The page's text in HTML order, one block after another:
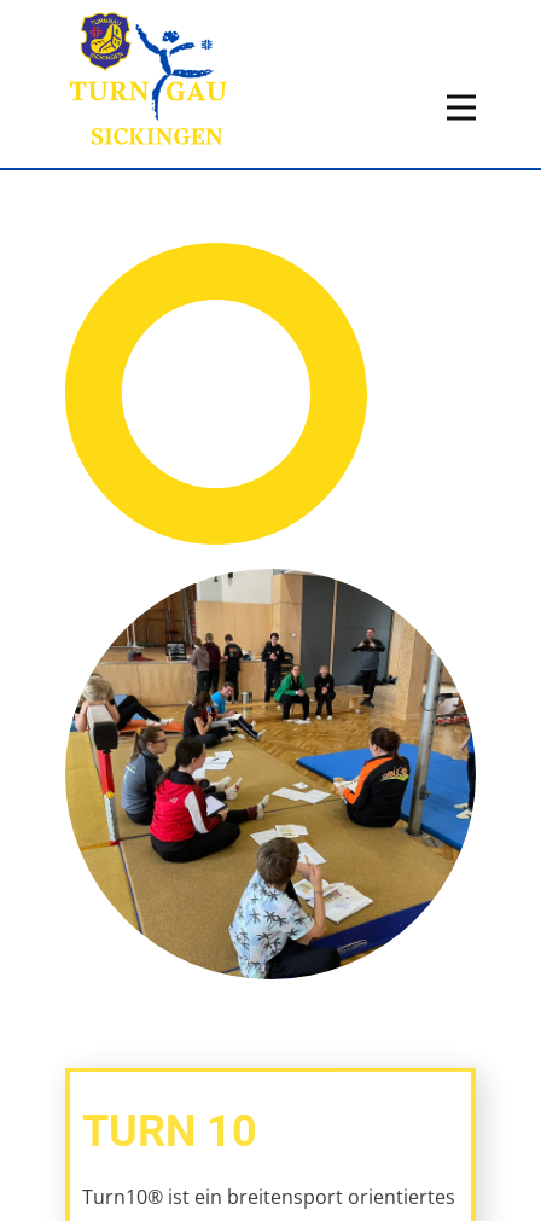
Home
Aktuelles
Historie
Kontakt
TURN 10
Turn10® ist ein breitensport orientiertes
das sowohl für Mädchen als auch für